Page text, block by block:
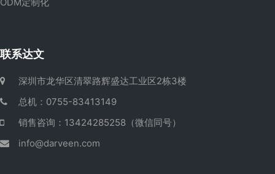
联系达文
深圳市龙华区清翠路辉盛达工业区2栋3楼
总机：0755-83413149
销售咨询：13424285258（微信同号）
info@darveen.com